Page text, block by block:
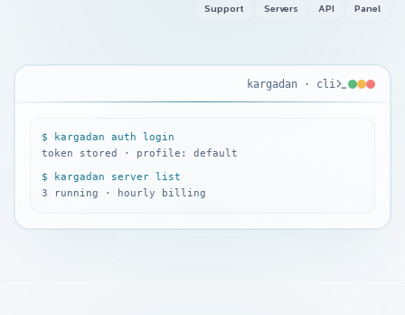
Panel
API
Servers
Support
kargadan · cli
KARGADAN
· CLI
$ kargadan auth login
token stored · profile: default
$ kargadan server list
3 running · hourly billing